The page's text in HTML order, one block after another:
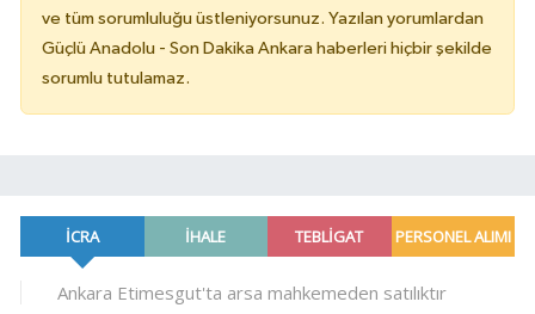
ve tüm sorumluluğu üstleniyorsunuz. Yazılan yorumlardan
Güçlü Anadolu - Son Dakika Ankara haberleri hiçbir şekilde
sorumlu tutulamaz.